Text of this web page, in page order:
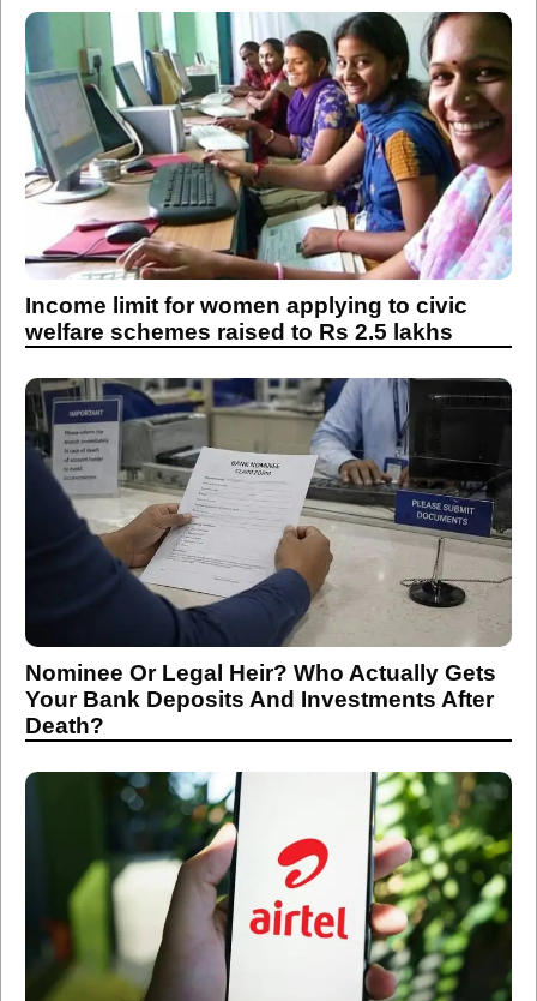
Income limit for women applying to civic
welfare schemes raised to Rs 2.5 lakhs
Nominee Or Legal Heir? Who Actually Gets
Your Bank Deposits And Investments After
Death?